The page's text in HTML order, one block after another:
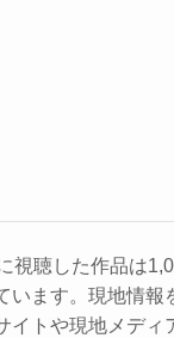
視聴した作品は
います。現地情報
イトや現地メディ